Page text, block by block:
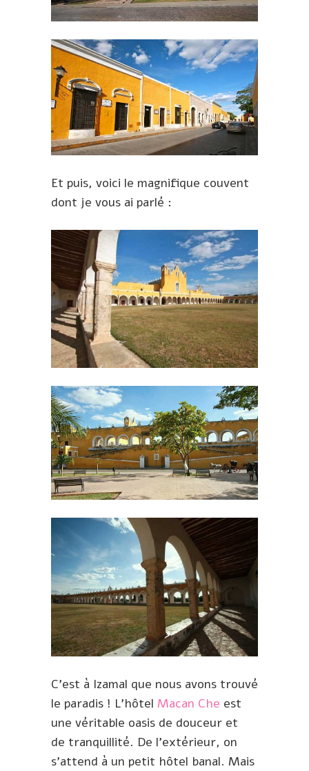
Et puis, voici le magnifique couvent
dont je vous ai parlé :
C’est à Izamal que nous avons trouvé
le paradis ! L’hôtel Macan Che est
une véritable oasis de douceur et
de tranquillité. De l’extérieur, on
s’attend à un petit hôtel banal. Mais